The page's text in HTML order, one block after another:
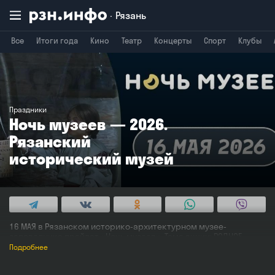
Рязань
Все Итоги года Кино Театр Концерты Спорт Клубы
Брянск
Праздники
Ночь музеев — 2026.
Рязанский
исторический музей
16 МАЯ в Рязанском историко-архитектурном музее-
Подробнее